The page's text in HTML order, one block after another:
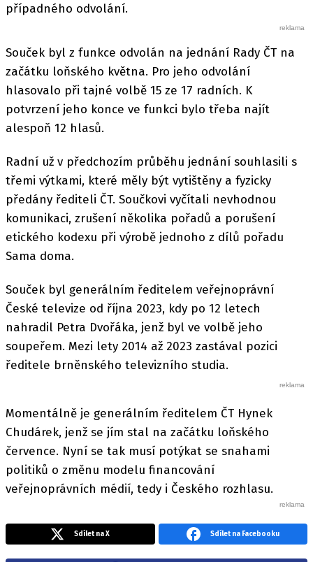
případného odvolání.
Souček byl z funkce odvolán na jednání Rady ČT na
začátku loňského května. Pro jeho odvolání
hlasovalo při tajné volbě 15 ze 17 radních. K
potvrzení jeho konce ve funkci bylo třeba najít
alespoň 12 hlasů.
Radní už v předchozím průběhu jednání souhlasili s
třemi výtkami, které měly být vytištěny a fyzicky
předány řediteli ČT. Součkovi vyčítali nevhodnou
komunikaci, zrušení několika pořadů a porušení
etického kodexu při výrobě jednoho z dílů pořadu
Sama doma.
Souček byl generálním ředitelem veřejnoprávní
České televize od října 2023, kdy po 12 letech
nahradil Petra Dvořáka, jenž byl ve volbě jeho
soupeřem. Mezi lety 2014 až 2023 zastával pozici
ředitele brněnského televizního studia.
Momentálně je generálním ředitelem ČT Hynek
Chudárek, jenž se jím stal na začátku loňského
července. Nyní se tak musí potýkat se snahami
politiků o změnu modelu financování
veřejnoprávních médií, tedy i Českého rozhlasu.
Sdílet na X Sdílet na Facebooku